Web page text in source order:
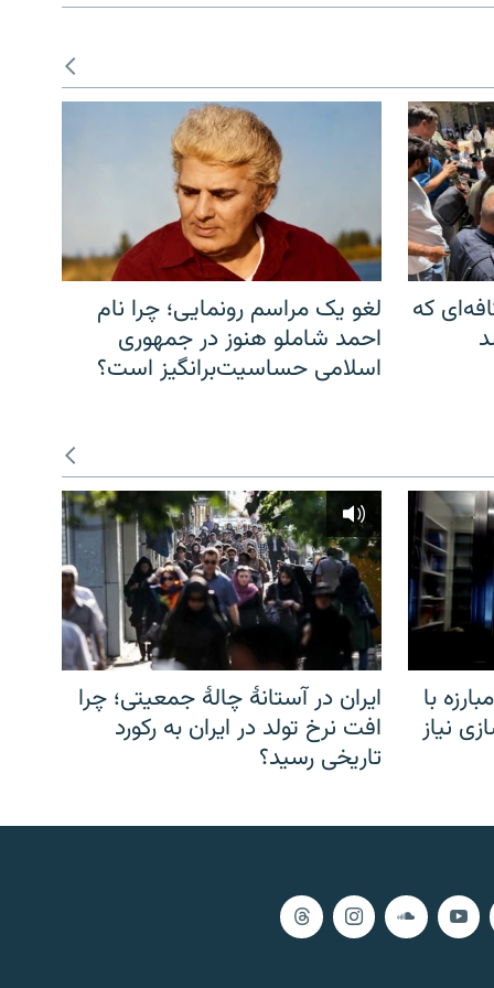
که
لغو یک مراسم رونمایی؛ چرا نام
احمد شاملو هنوز در جمهوری
اسلامی حساسیت‌برانگیز است؟
با
نیاز
ایران در آستانهٔ چالهٔ جمعیتی؛ چرا
افت نرخ تولد در ایران به رکورد
تاریخی رسید؟